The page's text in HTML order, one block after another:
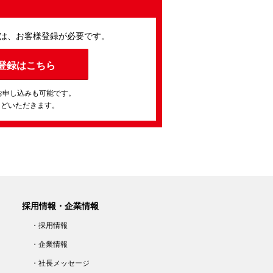
、お客様登録が必要です。
録はこちら
し込みも可能です。
いただきます。
採用情報・企業情報
・採用情報
・企業情報
・社長メッセージ